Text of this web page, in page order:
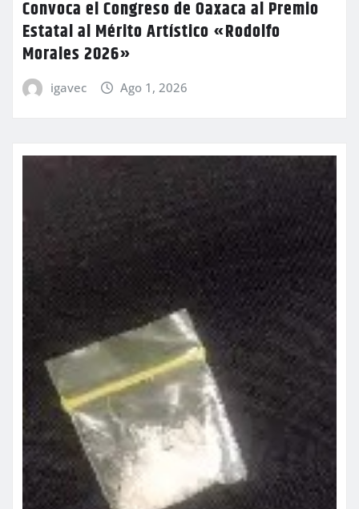
Convoca el Congreso de Oaxaca al Premio
Estatal al Mérito Artístico «Rodolfo
Morales 2026»
igavec Ago 1, 2026